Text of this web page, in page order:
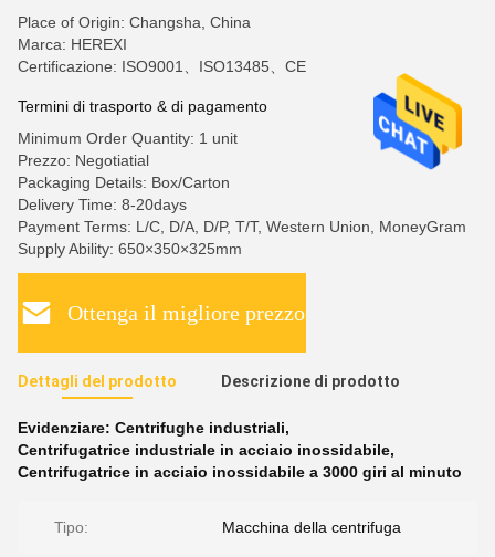
Place of Origin: Changsha, China
Marca: HEREXI
Certificazione: ISO9001、ISO13485、CE
Termini di trasporto & di pagamento
Minimum Order Quantity: 1 unit
Prezzo: Negotiatial
Packaging Details: Box/Carton
Delivery Time: 8-20days
Payment Terms: L/C, D/A, D/P, T/T, Western Union, MoneyGram
Supply Ability: 650×350×325mm
Ottenga il migliore prezzo
Dettagli del prodotto Descrizione di prodotto
Evidenziare: Centrifughe industriali,
Centrifugatrice industriale in acciaio inossidabile,
Centrifugatrice in acciaio inossidabile a 3000 giri al minuto
Tipo: Macchina della centrifuga